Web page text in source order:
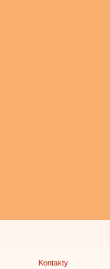
Kontakty